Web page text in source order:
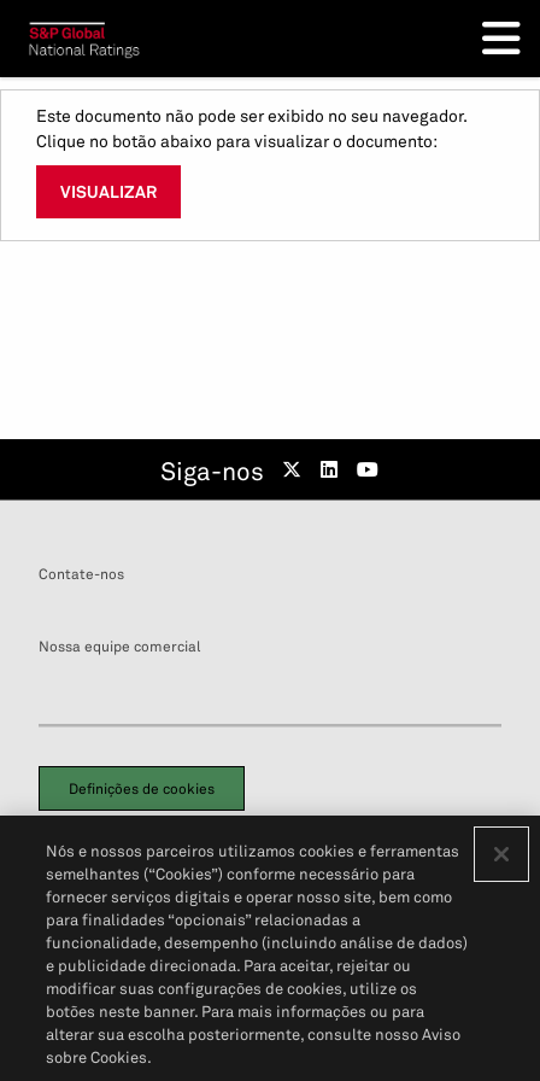
Este documento não pode ser exibido no seu navegador.
Clique no botão abaixo para visualizar o documento:
VISUALIZAR
Siga-nos
Contate-nos
Nossa equipe comercial
Definições de cookies
Política de PrivacidadePortal de privacidade do cliente (em inglês)
Não Venda Minhas Informações Pessoais© 2026 S&P Global
Nós e nossos parceiros utilizamos cookies e ferramentas
semelhantes (“Cookies”) conforme necessário para
fornecer serviços digitais e operar nosso site, bem como
para finalidades “opcionais” relacionadas a
funcionalidade, desempenho (incluindo análise de dados)
e publicidade direcionada. Para aceitar, rejeitar ou
modificar suas configurações de cookies, utilize os
botões neste banner. Para mais informações ou para
alterar sua escolha posteriormente, consulte nosso Aviso
sobre Cookies.